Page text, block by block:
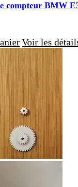
compteur BMW
Voir les